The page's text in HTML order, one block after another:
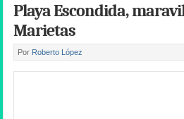
Playa Escondida,
Marietas
Por Roberto López